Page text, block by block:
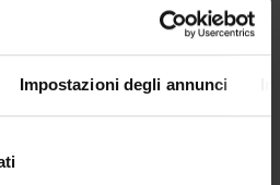
Impostazioni degli annunci
SERVIZIO